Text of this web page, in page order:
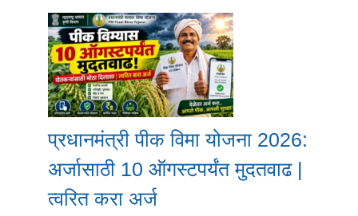
प्रधानमंत्री पीक विमा योजना 2026:
अर्जासाठी 10 ऑगस्टपर्यंत मुदतवाढ |
त्वरित करा अर्ज